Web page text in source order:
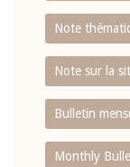
Note
Note sur la
Bulletin
Monthly